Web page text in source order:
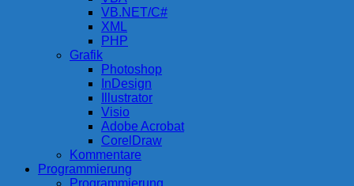
VB.NET/C#
XML
PHP
Grafik
Photoshop
InDesign
Illustrator
Visio
Adobe Acrobat
CorelDraw
Kommentare
Programmierung
Programmierung